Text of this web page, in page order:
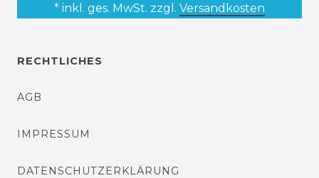
* inkl. ges. MwSt. zzgl. Versandkosten
RECHTLICHES
AGB
IMPRESSUM
DATENSCHUTZERKLÄRUNG